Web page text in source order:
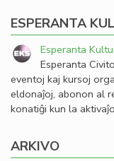
ESPERANTA
Esperanta
Esperanta
eventoj kaj kursoj
eldonaĵoj, abonon al
konatiĝi kun la
ARKIVO